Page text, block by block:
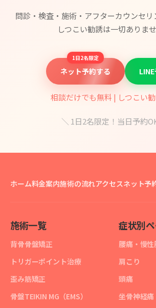
問診・検査・施術・アフターカウンセリ
しつこい勧誘は一切ありませ
1日2名限定
ネット予約する
相談だけでも無料 | しつこい
＼ 1日2名限定！当日予約
ホーム料金案内施術の流れアクセスネット予
施術一覧
背骨骨盤矯正
トリガーポイント治療
歪み筋矯正
骨盤TEIKIN MG（EMS）
症状別
腰痛・慢
肩こり
頭痛
坐骨神経痛